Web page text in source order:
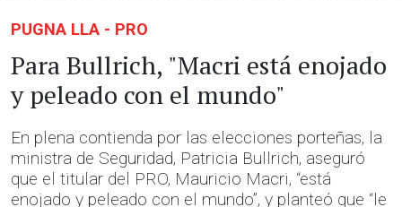
PUGNA LLA - PRO
Para Bullrich, "Macri está enojado
y peleado con el mundo"
En plena contienda por las elecciones porteñas, la
ministra de Seguridad, Patricia Bullrich, aseguró
que el titular del PRO, Mauricio Macri, “está
enojado y peleado con el mundo”, y planteó que “le